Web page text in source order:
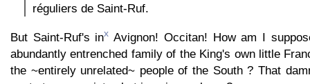
réguliers de Saint-Ruf.
But Saint-Ruf's inx Avignon! Occitan! How am I
abundantly entrenched family of the King's own little
the ~entirely unrelated~ people of the South ? That